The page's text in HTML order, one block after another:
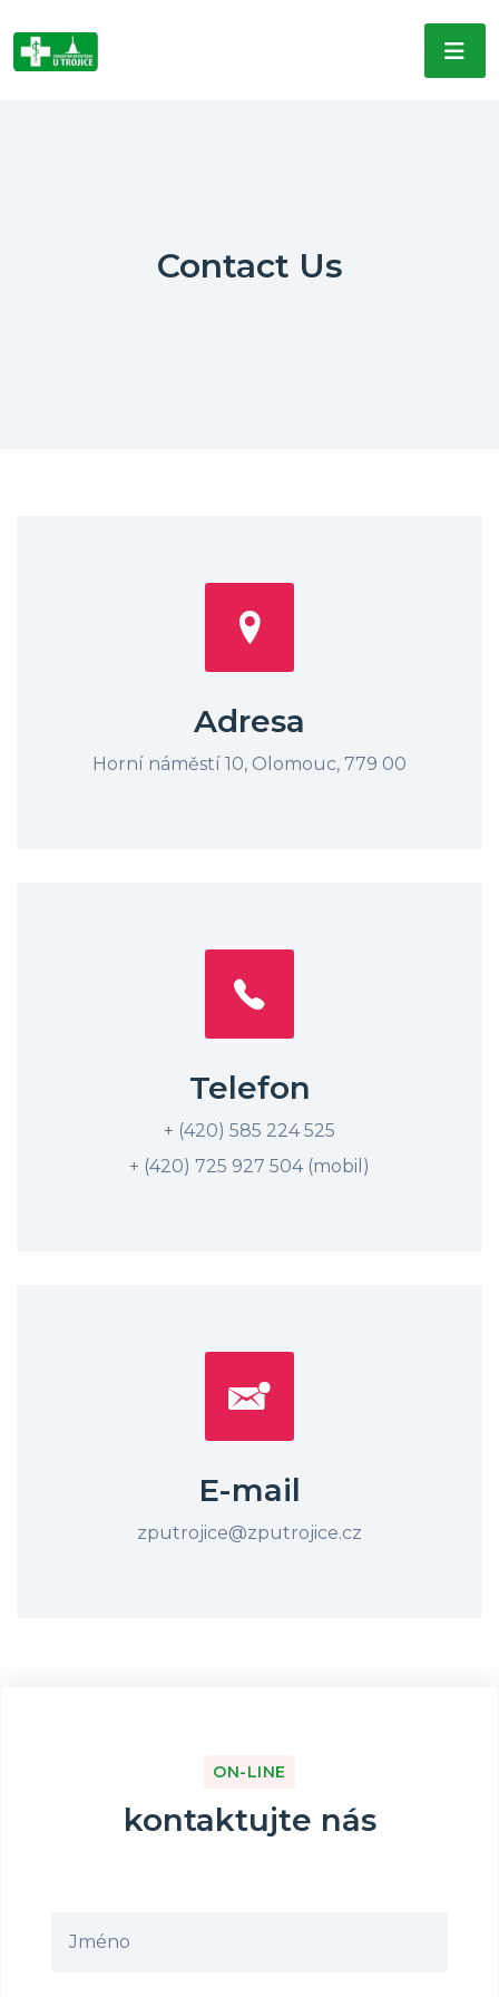
Contact Us
Adresa
Horní náměstí 10, Olomouc, 779 00
Telefon
+ (420) 585 224 525
+ (420) 725 927 504 (mobil)
E-mail
zputrojice@zputrojice.cz
ON-LINE
kontaktujte nás